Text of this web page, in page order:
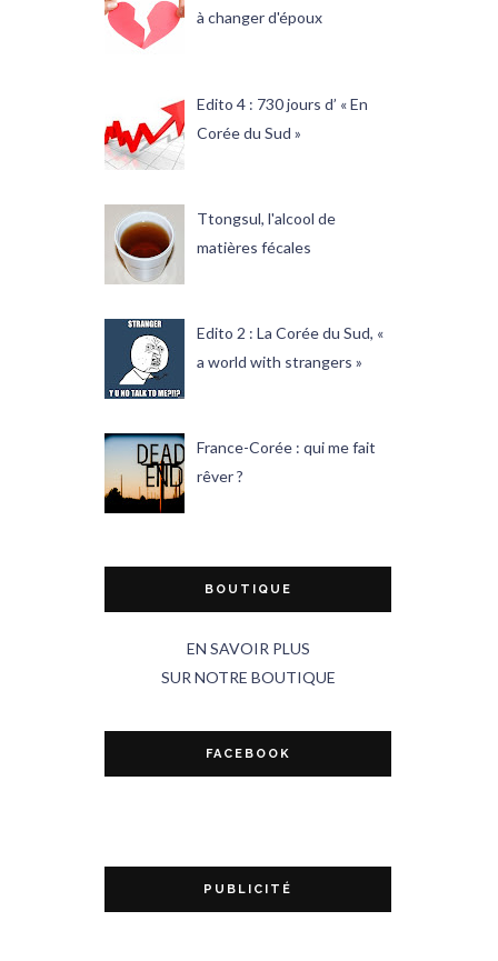
à changer d'époux
Edito 4 : 730 jours d’ « En
Corée du Sud »
Ttongsul, l'alcool de
matières fécales
Edito 2 : La Corée du Sud, «
a world with strangers »
France-Corée : qui me fait
rêver ?
BOUTIQUE
EN SAVOIR PLUS
SUR NOTRE BOUTIQUE
FACEBOOK
PUBLICITÉ